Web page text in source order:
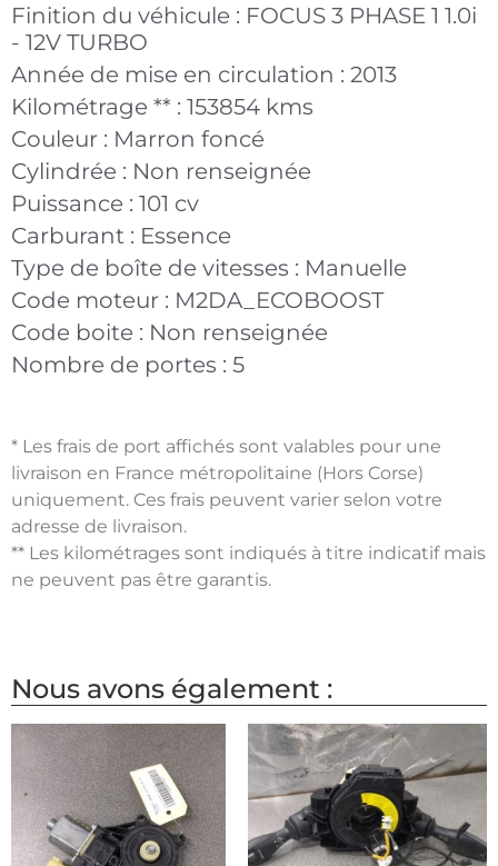
Finition du véhicule : FOCUS 3 PHASE 1 1.0i
- 12V TURBO
Année de mise en circulation : 2013
Kilométrage ** : 153854 kms
Couleur : Marron foncé
Cylindrée : Non renseignée
Puissance : 101 cv
Carburant : Essence
Type de boîte de vitesses : Manuelle
Code moteur : M2DA_ECOBOOST
Code boite : Non renseignée
Nombre de portes : 5
* Les frais de port affichés sont valables pour une
livraison en France métropolitaine (Hors Corse)
uniquement. Ces frais peuvent varier selon votre
adresse de livraison.
** Les kilométrages sont indiqués à titre indicatif mais
ne peuvent pas être garantis.
Nous avons également :